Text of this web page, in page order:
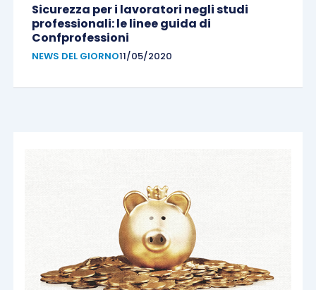
Sicurezza per i lavoratori negli studi
professionali: le linee guida di
Confprofessioni
NEWS DEL GIORNO11/05/2020